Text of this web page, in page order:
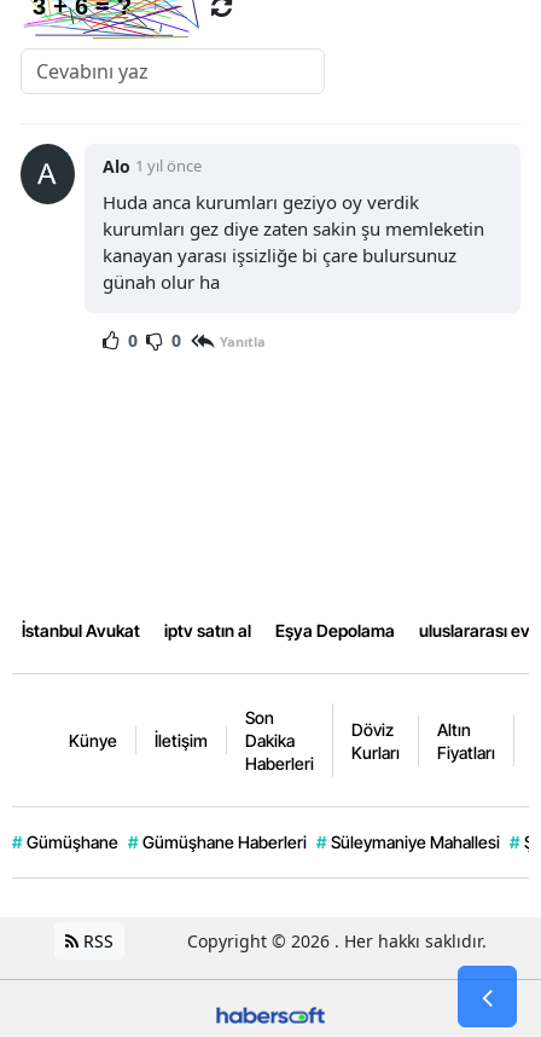
Zonguldak
Aksaray
Karaman
Kırıkkale
Kilis
Alo 1 yıl önce
Huda anca kurumları geziyo oy verdik
kurumları gez diye zaten sakin şu memleketin
kanayan yarası işsizliğe bi çare bulursunuz
günah olur ha
0 0 Yanıtla
İstanbul Avukat iptv satın al Eşya Depolama uluslararası
Künye İletişim
Son
Dakika
Haberleri
Döviz
Kurları
Altın
Fiyatları
# Gümüşhane # Gümüşhane Haberleri # Süleymaniye Mahallesi #
RSS Copyright © 2026 . Her hakkı saklıdır.